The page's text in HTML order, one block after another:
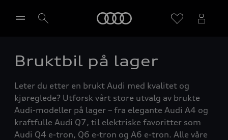
Velg forhandler
Bruktbil på lager
Leter du etter en brukt Audi med kvalitet og
kjøreglede? Utforsk vårt store utvalg av brukte
Audi-modeller på lager – fra elegante Audi A4 og
kraftfulle Audi Q7, til elektriske favoritter som
Audi Q4 e-tron, Q6 e-tron og A6 e-tron. Alle våre